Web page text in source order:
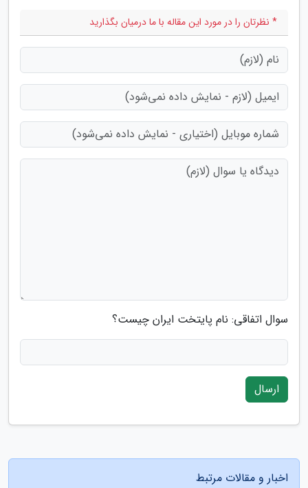
* نظرتان را در مورد این مقاله با ما درمیان بگذارید
سوال اتفاقی: نام پایتخت ایران چیست؟
ارسال
اخبار و مقالات مرتبط